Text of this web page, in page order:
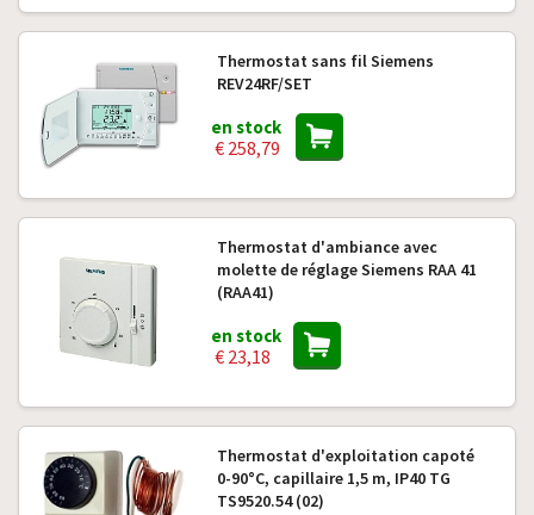
Thermostat sans fil Siemens
REV24RF/SET
en stock
€ 258,79
Thermostat d'ambiance avec
molette de réglage Siemens RAA 41
(RAA41)
en stock
€ 23,18
Thermostat d'exploitation capoté
0-90°C, capillaire 1,5 m, IP40 TG
TS9520.54 (02)